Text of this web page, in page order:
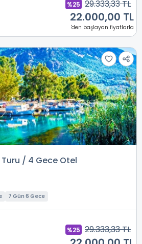
%25 29.333,33 TL
22.000,00 TL
'den başlayan fiyatlarla
Turu / 4 Gece Otel
7 Gün 6 Gece
%25 29.333,33 TL